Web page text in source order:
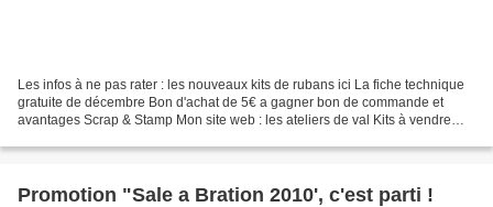
Les infos à ne pas rater : les nouveaux kits de rubans ici La fiche technique
gratuite de décembre Bon d'achat de 5€ a gagner bon de commande et
avantages Scrap & Stamp Mon site web : les ateliers de val Kits à vendre
Promotion "Sale a Bration 2010', c'est parti !